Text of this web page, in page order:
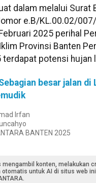
dalam melalui Surat
e.B/KL.00.02/
2025 perihal
Provinsi Banten
terdapat potensi hujan
besar jalan di
Irfan
BANTEN 2025
mengambil konten, melakukan
otomatis untuk AI di situs web